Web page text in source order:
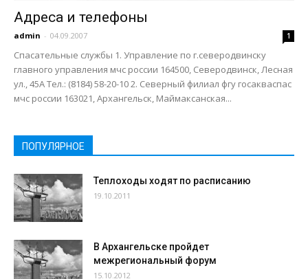
Адреса и телефоны
admin - 04.09.2007 1
Спасательные службы 1. Управление по г.северодвинску
главного управления мчс россии 164500, Северодвинск, Лесная
ул., 45А Тел.: (8184) 58-20-10 2. Северный филиал фгу госакваспас
мчс россии 163021, Архангельск, Маймаксанская...
ПОПУЛЯРНОЕ
Теплоходы ходят по расписанию
19.10.2011
В Архангельске пройдет
межрегиональный форум
15.10.2012